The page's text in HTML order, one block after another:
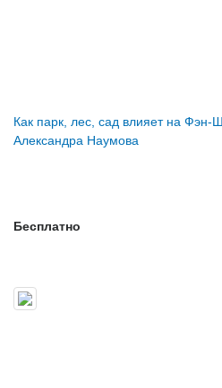
Как парк, лес, сад влияет на Фэн-
Александра Наумова
Бесплатно